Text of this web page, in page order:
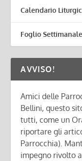
Calendario
Foglio
AVVISO!
Amici delle
Bellini, questo
tutti, come un
riportare gli
Parrocchia).
impegno rivolto